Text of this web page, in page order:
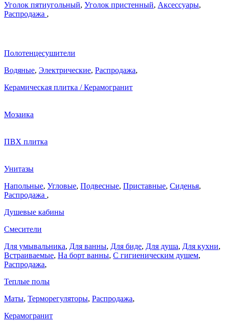
Уголок пятиугольный, Уголок пристенный, Аксессуары,
Распродажа ,
Полотенцесушители
Водяные, Электрические, Распродажа,
Керамическая плитка / Керамогранит
Мозаика
ПВХ плитка
Унитазы
Напольные, Угловые, Подвесные, Приставные, Сиденья,
Распродажа ,
Душевые кабины
Смесители
Для умывальника, Для ванны, Для биде, Для душа, Для кухни,
Встраиваемые, На борт ванны, C гигиеническим душем,
Распродажа,
Теплые полы
Маты, Терморегуляторы, Распродажа,
Керамогранит